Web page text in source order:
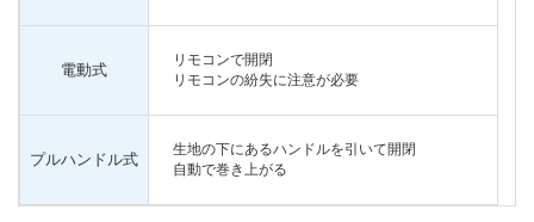
電動式
リモコンで開閉
リモコンの紛失に注意が必要
プルハンドル式
生地の下にあるハンドルを引いて開閉
自動で巻き上がる